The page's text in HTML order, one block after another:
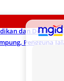
dan Dedikasi
Pengguna